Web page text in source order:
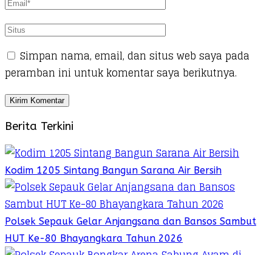
Simpan nama, email, dan situs web saya pada
peramban ini untuk komentar saya berikutnya.
Berita Terkini
Kodim 1205 Sintang Bangun Sarana Air Bersih
Polsek Sepauk Gelar Anjangsana dan Bansos Sambut
HUT Ke-80 Bhayangkara Tahun 2026